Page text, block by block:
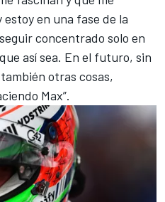
en una fase de la
concentrado solo en
así sea. En el futuro, sin
otras cosas,
Max”.